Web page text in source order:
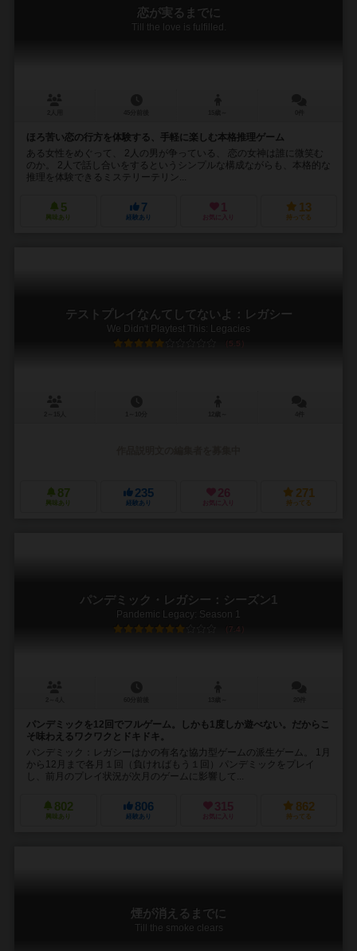
恋が実るまでに
Till the love is fulfilled.
ほろ苦い恋の行方を体験する、手軽に楽しむ本格推理ゲーム
ある女性をめぐって、 2人の男が争っている、 恋の女神は誰に微笑む
のか。 2人で話し合いをするというシンプルな構成ながらも、本格的な
推理を体験できるミステリーテリン...
5
興味あり
7
経験あり
1
お気に入り
13
持ってる
テストプレイなんてしてないよ：レガシー
We Didn't Playtest This: Legacies
5.5
87
興味あり
235
経験あり
26
お気に入り
271
持ってる
パンデミック・レガシー：シーズン1
Pandemic Legacy: Season 1
7.4
パンデミックを12回でフルゲーム。しかも1度しか遊べない。だからこ
そ味わえるワクワクとドキドキ。
パンデミック：レガシーはかの有名な協力型ゲームの派生ゲーム。 1月
から12月まで各月１回（負ければもう１回）パンデミックをプレイ
し、前月のプレイ状況が次月のゲームに影響して...
802
興味あり
806
経験あり
315
お気に入り
862
持ってる
煙が消えるまでに
Till the smoke clears